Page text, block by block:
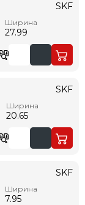
Ширина
27.99
SKF
Ширина
20.65
SKF
Ширина
7.95
SKF